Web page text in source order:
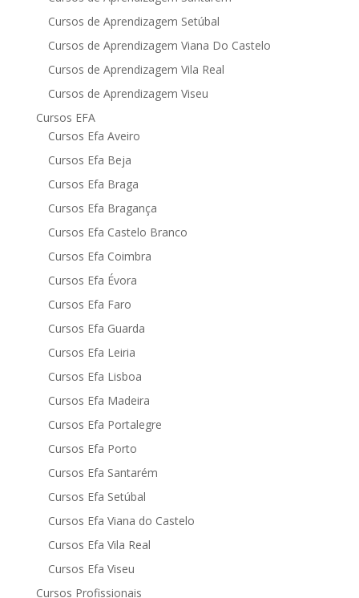
Cursos de Aprendizagem Setúbal
Cursos de Aprendizagem Viana Do Castelo
Cursos de Aprendizagem Vila Real
Cursos de Aprendizagem Viseu
Cursos EFA
Cursos Efa Aveiro
Cursos Efa Beja
Cursos Efa Braga
Cursos Efa Bragança
Cursos Efa Castelo Branco
Cursos Efa Coimbra
Cursos Efa Évora
Cursos Efa Faro
Cursos Efa Guarda
Cursos Efa Leiria
Cursos Efa Lisboa
Cursos Efa Madeira
Cursos Efa Portalegre
Cursos Efa Porto
Cursos Efa Santarém
Cursos Efa Setúbal
Cursos Efa Viana do Castelo
Cursos Efa Vila Real
Cursos Efa Viseu
Cursos Profissionais